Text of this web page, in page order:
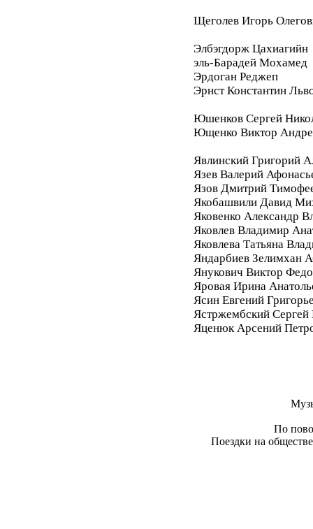
Щеголев Игорь
Элбэгдорж Цахиагийн
эль-Барадей Мохамед
Эрдоган Реджеп
Эрнст Константин
Юшенков Сергей
Ющенко Виктор
Явлинский Григорий
Язев Валерий
Язов Дмитрий
Якобашвили Давид
Яковенко Александр
Яковлев Владимир
Яковлева Татьяна
Яндарбиев Зелимхан
Янукович Виктор
Яровая Ирина
Ясин Евгений
Ястржембский
Яценюк Арсений
По
Поездки на